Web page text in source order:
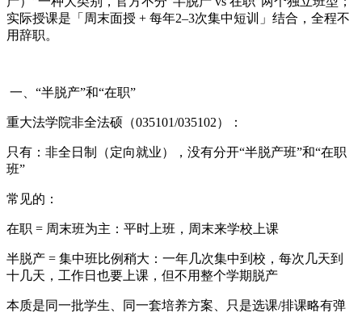
实际授课是「周末面授 + 每年2–3次集中短训」结合，全程不
用辞职。
一、“半脱产”和“在职”
重大法学院非全法硕（035101/035102）：
只有：非全日制（定向就业），没有分开“半脱产班”和“在职
班”
常见的：
在职 = 周末班为主：平时上班，周末来学校上课
半脱产 = 集中班比例稍大：一年几次集中到校，每次几天到
十几天，工作日也要上课，但不用整个学期脱产
本质是同一批学生、同一套培养方案、只是选课/排课略有弹